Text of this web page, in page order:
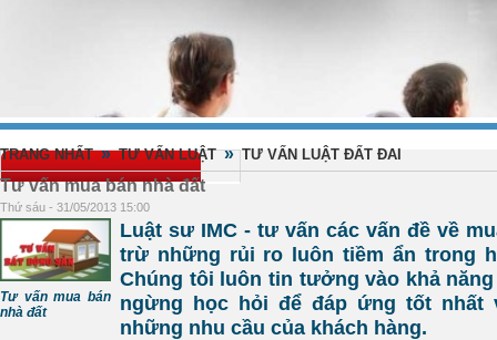
TRANG NHẤT » TƯ VẤN LUẬT » TƯ VẤN LUẬT ĐẤT ĐAI
Tư vấn mua bán nhà đất
Thứ sáu - 31/05/2013 15:00
Tư vấn mua bán
nhà đất
Luật sư IMC - tư vấn các vấn đề về
trừ những rủi ro luôn tiềm ẩn trong
Chúng tôi luôn tin tưởng vào khả
ngừng học hỏi để đáp ứng tốt nhất
những nhu cầu của khách hàng.